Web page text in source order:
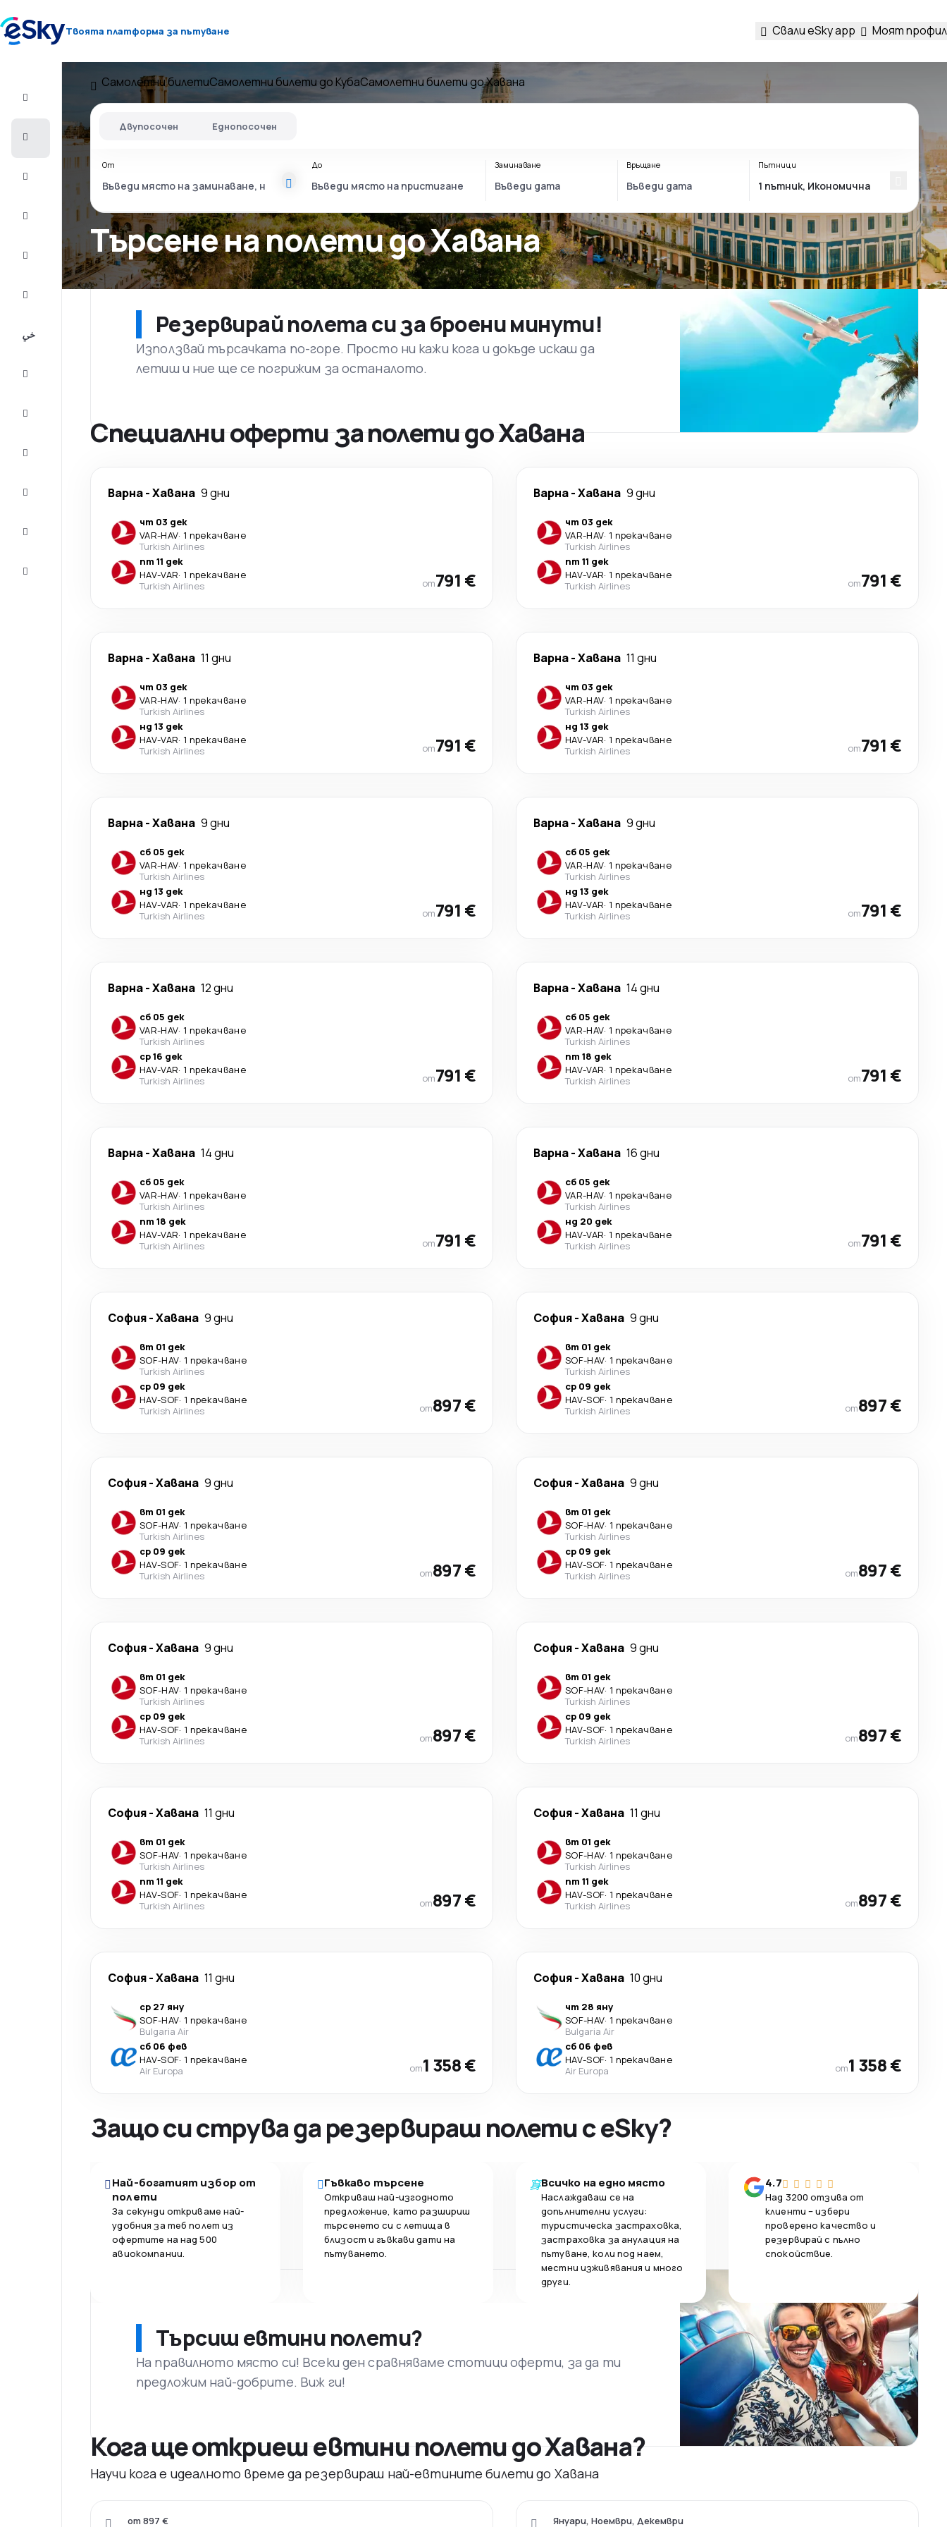
Твоята платформа за пътуване Свали eSky app Моят профил
Самолетни
2026/27
Самолетни билетиСамолетни билети до КубаСамолетни билети до Хавана
Търсене на полети до Хавана
Двупосочен Еднопосочен
От До Заминаване Връщане Пътници
Резервирай полета си за броени минути!
Използвай търсачката по-горе. Просто ни кажи кога и докъде искаш да
летиш и ние ще се погрижим за останалото.
Специални оферти за полети до Хавана
Варна-Хавана 9 дни
чт 03 дек
VAR-HAV· 1 прекачване
Turkish Airlines
пт 11 дек
HAV-VAR· 1 прекачване
Turkish Airlines
от791 €
Варна-Хавана 9 дни
чт 03 дек
VAR-HAV· 1 прекачване
Turkish Airlines
пт 11 дек
HAV-VAR· 1 прекачване
Turkish Airlines
от791 €
Варна-Хавана 11 дни
чт 03 дек
VAR-HAV· 1 прекачване
Turkish Airlines
нд 13 дек
HAV-VAR· 1 прекачване
Turkish Airlines
от791 €
Варна-Хавана 11 дни
чт 03 дек
VAR-HAV· 1 прекачване
Turkish Airlines
нд 13 дек
HAV-VAR· 1 прекачване
Turkish Airlines
от791 €
Варна-Хавана 9 дни
сб 05 дек
VAR-HAV· 1 прекачване
Turkish Airlines
нд 13 дек
HAV-VAR· 1 прекачване
Turkish Airlines
от791 €
Варна-Хавана 9 дни
сб 05 дек
VAR-HAV· 1 прекачване
Turkish Airlines
нд 13 дек
HAV-VAR· 1 прекачване
Turkish Airlines
от791 €
Варна-Хавана 12 дни
сб 05 дек
VAR-HAV· 1 прекачване
Turkish Airlines
ср 16 дек
HAV-VAR· 1 прекачване
Turkish Airlines
от791 €
Варна-Хавана 14 дни
сб 05 дек
VAR-HAV· 1 прекачване
Turkish Airlines
пт 18 дек
HAV-VAR· 1 прекачване
Turkish Airlines
от791 €
Варна-Хавана 14 дни
сб 05 дек
VAR-HAV· 1 прекачване
Turkish Airlines
пт 18 дек
HAV-VAR· 1 прекачване
Turkish Airlines
от791 €
Варна-Хавана 16 дни
сб 05 дек
VAR-HAV· 1 прекачване
Turkish Airlines
нд 20 дек
HAV-VAR· 1 прекачване
Turkish Airlines
от791 €
София-Хавана 9 дни
вт 01 дек
SOF-HAV· 1 прекачване
Turkish Airlines
ср 09 дек
HAV-SOF· 1 прекачване
Turkish Airlines
от897 €
София-Хавана 9 дни
вт 01 дек
SOF-HAV· 1 прекачване
Turkish Airlines
ср 09 дек
HAV-SOF· 1 прекачване
Turkish Airlines
от897 €
София-Хавана 9 дни
вт 01 дек
SOF-HAV· 1 прекачване
Turkish Airlines
ср 09 дек
HAV-SOF· 1 прекачване
Turkish Airlines
от897 €
София-Хавана 9 дни
вт 01 дек
SOF-HAV· 1 прекачване
Turkish Airlines
ср 09 дек
HAV-SOF· 1 прекачване
Turkish Airlines
от897 €
София-Хавана 9 дни
вт 01 дек
SOF-HAV· 1 прекачване
Turkish Airlines
ср 09 дек
HAV-SOF· 1 прекачване
Turkish Airlines
от897 €
София-Хавана 9 дни
вт 01 дек
SOF-HAV· 1 прекачване
Turkish Airlines
ср 09 дек
HAV-SOF· 1 прекачване
Turkish Airlines
от897 €
София-Хавана 11 дни
вт 01 дек
SOF-HAV· 1 прекачване
Turkish Airlines
пт 11 дек
HAV-SOF· 1 прекачване
Turkish Airlines
от897 €
София-Хавана 11 дни
вт 01 дек
SOF-HAV· 1 прекачване
Turkish Airlines
пт 11 дек
HAV-SOF· 1 прекачване
Turkish Airlines
от897 €
София-Хавана 11 дни
ср 27 яну
SOF-HAV· 1 прекачване
Bulgaria Air
сб 06 фев
HAV-SOF· 1 прекачване
Air Europa
от1 358 €
София-Хавана 10 дни
чт 28 яну
SOF-HAV· 1 прекачване
Bulgaria Air
сб 06 фев
HAV-SOF· 1 прекачване
Air Europa
от1 358 €
Защо си струва да резервираш полети с eSky?
Най-богатият избор от
полети
За секунди откриваме най-
удобния за теб полет из
офертите на над 500
авиокомпании.
Гъвкаво търсене
Откриваш най-изгодното
предложение, като разшириш
търсенето си с летища в
близост и гъвкави дати на
пътуването.
Всичко на едно място
Наслаждаваш се на
допълнителни услуги:
туристическа застраховка,
застраховка за анулация на
пътуване, коли под наем,
местни изживявания и много
други.
4.7
Над 3200 отзива от
клиенти – избери
проверено качество и
резервирай с пълно
спокойствие.
Търсиш евтини полети?
На правилното място си! Всеки ден сравняваме стотици оферти, за да ти
предложим най-добрите. Виж ги!
Кога ще откриеш евтини полети до Хавана?
Научи кога е идеалното време да резервираш най-евтините билети до Хавана
от 897 € Януари, Ноември, Декември